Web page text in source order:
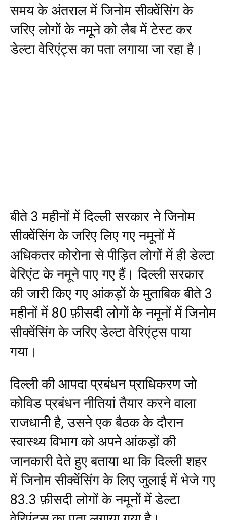
समय के अंतराल में जिनोम सीक्वेंसिंग के
जरिए लोगों के नमूने को लैब में टेस्ट कर
डेल्टा वेरिएंट्स का पता लगाया जा रहा है।
बीते 3 महीनों में दिल्ली सरकार ने जिनोम
सीक्वेंसिंग के जरिए लिए गए नमूनों में
अधिकतर कोरोना से पीड़ित लोगों में ही डेल्टा
वेरिएंट के नमूने पाए गए हैं। दिल्ली सरकार
की जारी किए गए आंकड़ों के मुताबिक बीते 3
महीनों में 80 फ़ीसदी लोगों के नमूनों में जिनोम
सीक्वेंसिंग के जरिए डेल्टा वेरिएंट्स पाया
गया।
दिल्ली की आपदा प्रबंधन प्राधिकरण जो
कोविड प्रबंधन नीतियां तैयार करने वाला
राजधानी है, उसने एक बैठक के दौरान
स्वास्थ्य विभाग को अपने आंकड़ों की
जानकारी देते हुए बताया था कि दिल्ली शहर
में जिनोम सीक्वेंसिंग के लिए जुलाई में भेजे गए
83.3 फ़ीसदी लोगों के नमूनों में डेल्टा